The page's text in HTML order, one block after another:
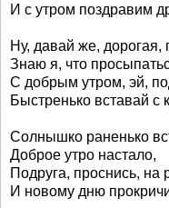
И с утром поздравим
Ну, давай же, дорогая,
Знаю я, что
С добрым утром, эй,
Быстренько вставай с
Солнышко раненько
Доброе утро настало,
Подруга, проснись, на
И новому дню